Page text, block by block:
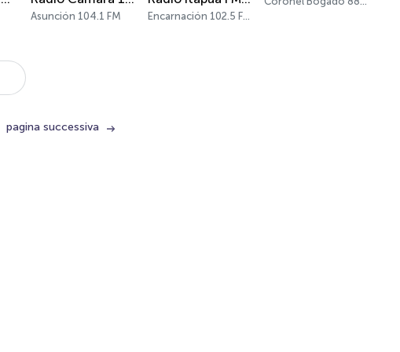
Asunción 104.1 FM Encarnación 102.5 FM
pagina successiva